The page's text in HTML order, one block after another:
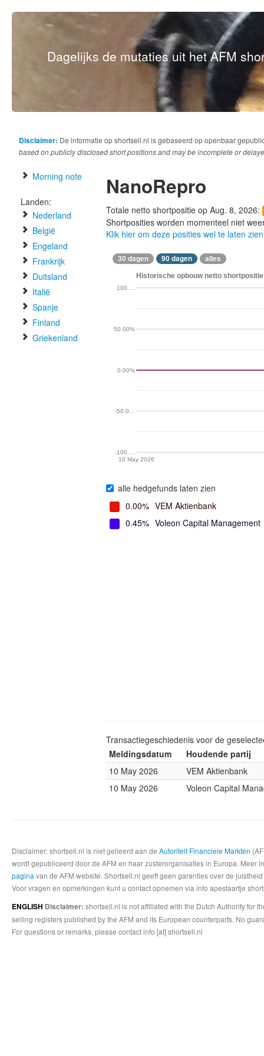
Dagelijks de mutaties uit het AFM
Disclaimer: De informatie op shortsell.nl is gebaseerd op openbaar
based on publicly disclosed short positions and may be incomplete or
Morning note
Landen:
Nederland
België
Engeland
Frankrijk
Duitsland
Italië
Spanje
Finland
Griekenland
NanoRepro
Totale netto shortpositie op Aug. 8, 2026:
Shortposities worden momenteel niet
Klik hier om deze posities wel te laten zien
30 dagen 90 dagen alles
Historische opbouw netto
10 May 2026
-100.…
-50.0…
0.00%
50.00%
100.…
alle hedgefunds laten zien
0.00% VEM Aktienbank
0.45% Voleon Capital Management
Transactiegeschiedenis voor de
Meldingsdatum
Houdende partij
10 May 2026
VEM Aktienbank
10 May 2026
Voleon Capital
Disclaimer: shortsell.nl is niet gelieerd aan de Autoriteit Financiele Markten
wordt gepubliceerd door de AFM en haar zusterorganisaties in Europa.
pagina van de AFM website. Shortsell.nl geeft geen garanties over de
Voor vragen en opmerkingen kunt u contact opnemen via info apestaartje
ENGLISH Disclaimer: shortsell.nl is not affiliated with the Dutch Authority for
selling registers published by the AFM and its European counterparts. No
For questions or remarks, please contact info [at] shortsell.nl